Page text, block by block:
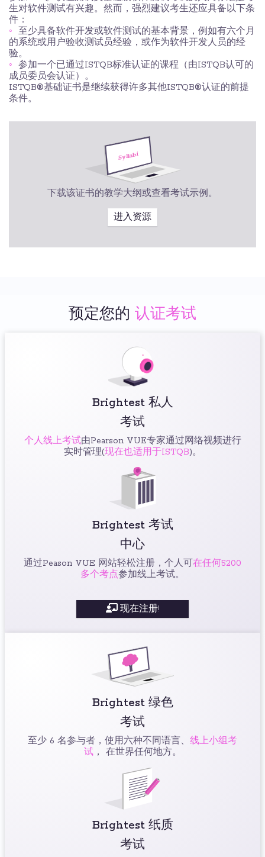
生对软件测试有兴趣。然而，强烈建议考生还应具备以下条
件：
至少具备软件开发或软件测试的基本背景，例如有六个月
的系统或用户验收测试员经验，或作为软件开发人员的经
验。
参加一个已通过ISTQB标准认证的课程（由ISTQB认可的
成员委员会认证）。
ISTQB®基础证书是继续获得许多其他ISTQB®认证的前提
条件。
下载该证书的教学大纲或查看考试示例。
进入资源
预定您的 认证考试
Brightest 私人
考试
个人线上考试由Pearson VUE专家通过网络视频进行
实时管理(现在也适用于ISTQB)。
Brightest 考试
中心
通过Peason VUE 网站轻松注册，个人可 在任何5200
多个考点参加线上考试。
现在注册!
Brightest 绿色
考试
至少 6 名参与者，使用六种不同语言、 线上小组考
试， 在世界任何地方。
Brightest 纸质
考试